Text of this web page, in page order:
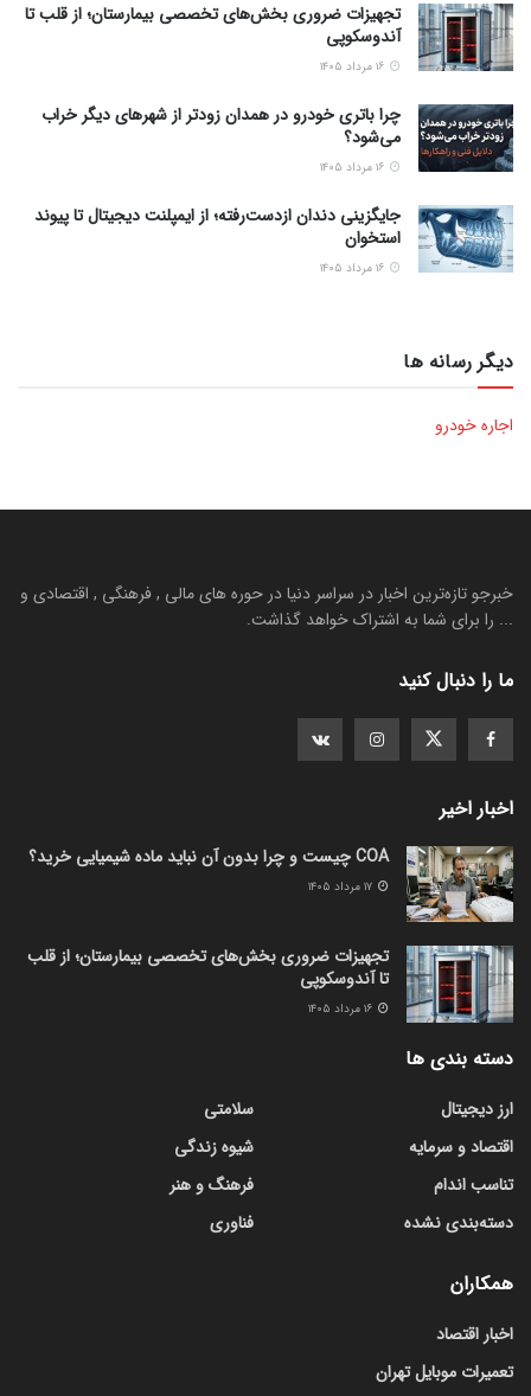
تجهیزات ضروری بخش‌های تخصصی بیمارستان؛ از قلب تا
آندوسکوپی
چرا باتری خودرو در همدان زودتر از شهرهای دیگر خراب
می‌شود؟
جایگزینی دندان ازدست‌رفته؛ از ایمپلنت دیجیتال تا پیوند
استخوان
دیگر رسانه ها
اجاره خودرو
خبرجو تازه‌ترین اخبار در سراسر دنیا در حوره های مالی , فرهنگی , اقتصادی و
... را برای شما به اشتراک خواهد گذاشت.
ما را دنبال کنید
اخبار اخیر
COA چیست و چرا بدون آن نباید ماده شیمیایی خرید؟
تجهیزات ضروری بخش‌های تخصصی بیمارستان؛ از قلب
تا آندوسکوپی
دسته بندی ها
ارز دیجیتال
اقتصاد و سرمایه
تناسب اندام
دسته‌بندی نشده
سلامتی
شیوه زندگی
فرهنگ و هنر
فناوری
همکاران
اخبار اقتصاد
تعمیرات موبایل تهران